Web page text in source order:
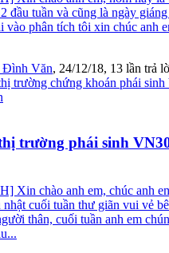
đầu tuần và cũng là ngày
vào phân tích tôi xin chúc anh
Đình Văn, 24/12/18, 13 lần trả
trường chứng khoán phái
trường phái sinh
Xin chào anh em, chúc anh
nhật cuối tuần thư giãn vui vẻ
thân, cuối tuần anh em